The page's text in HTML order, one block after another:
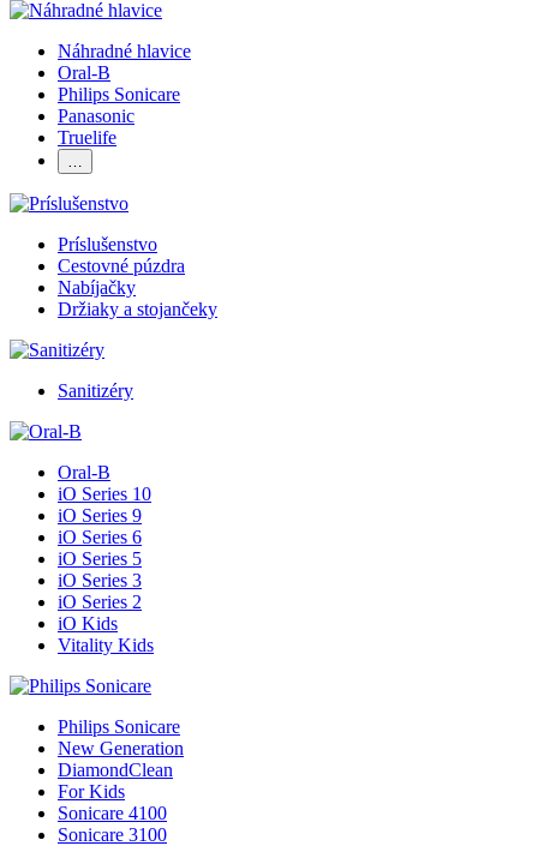
Náhradné hlavice
Oral-B
Philips Sonicare
Panasonic
Truelife
…
Príslušenstvo
Cestovné púzdra
Nabíjačky
Držiaky a stojančeky
Sanitizéry
Oral-B
iO Series 10
iO Series 9
iO Series 6
iO Series 5
iO Series 3
iO Series 2
iO Kids
Vitality Kids
Philips Sonicare
New Generation
DiamondClean
For Kids
Sonicare 4100
Sonicare 3100